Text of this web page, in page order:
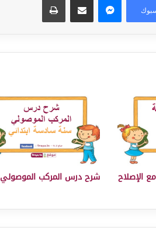
الإصلاح شرح درس المركب الموصولي